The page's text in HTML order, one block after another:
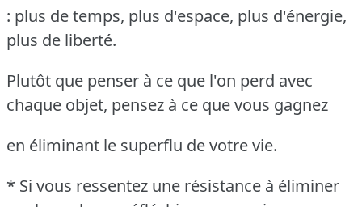
: plus de temps, plus d'espace, plus d'énergie,
plus de liberté.
Plutôt que penser à ce que l'on perd avec
chaque objet, pensez à ce que vous gagnez
en éliminant le superflu de votre vie.
* Si vous ressentez une résistance à éliminer